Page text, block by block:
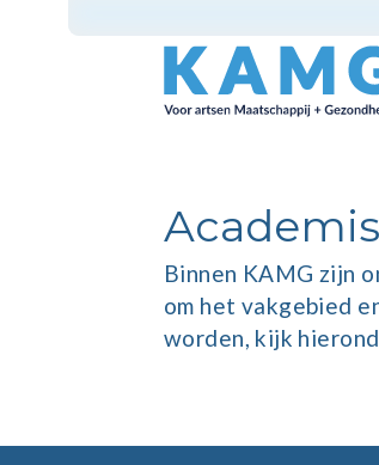
Binnen KAMG zijn
om het vakgebied
worden, kijk